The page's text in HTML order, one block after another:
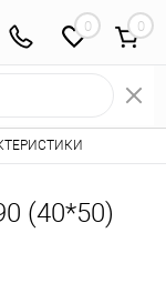
0
• Серцевини
(40*50)